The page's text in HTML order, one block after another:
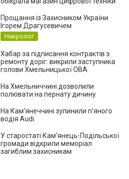
Прощання із Захисником України
Ігорем Драгусевичем
Некролог
Хабар за підписання контрактів з
ремонту доріг: викрили заступника
голови Хмельницької ОВА
На Хмельниччині дозволили
полювати на пернату дичину
На Камʼянеччині зупинили п'яного
водія Audi
У старостаті Кам’янець-Подільської
громади відкрили меморіал
загиблим захисникам